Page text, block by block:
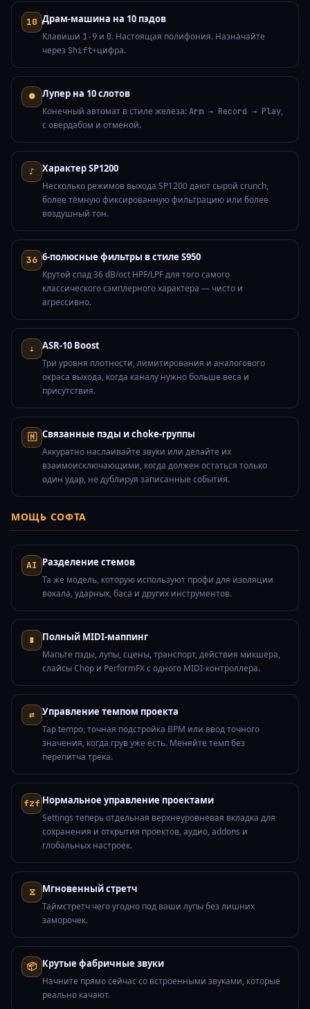
10 Драм-машина на 10 пэдов
Клавиши 1‑9 и 0. Настоящая полифония. Назначайте
через Shift+цифра.
⏺ Лупер на 10 слотов
Конечный автомат в стиле железа:Arm → Record → Play,
с овердабом и отменой.
♪ Характер SP1200
Несколько режимов выхода SP1200 дают сырой crunch,
более тёмную фиксированную фильтрацию или более
воздушный тон.
36 6‑полюсные фильтры в стиле S950
Крутой спад 36 dB/oct HPF/LPF для того самого
классического сэмплерного характера — чисто и
агрессивно.
⇣ ASR-10 Boost
Три уровня плотности, лимитирования и аналогового
окраса выхода, когда каналу нужно больше веса и
присутствия.
🇲 Связанные пэды и choke-группы
Аккуратно наслаивайте звуки или делайте их
взаимоисключающими, когда должен остаться только
один удар, не дублируя записанные события.
МОЩЬ СОФТА
AI Разделение стемов
Та же модель, которую используют профи для изоляции
вокала, ударных, баса и других инструментов.
∎ Полный MIDI-маппинг
Мапьте пэды, лупы, сцены, транспорт, действия микшера,
слайсы Chop и PerformFX с одного MIDI-контроллера.
⇄ Управление темпом проекта
Tap tempo, точная подстройка BPM или ввод точного
значения, когда грув уже есть. Меняйте темп без
перепитча трека.
fzf Нормальное управление проектами
Settings теперь отдельная верхнеуровневая вкладка для
сохранения и открытия проектов, аудио, addons и
глобальных настроек.
⧖ Мгновенный стретч
Таймстретч чего угодно под ваши лупы без лишних
заморочек.
📦 Крутые фабричные звуки
Начните прямо сейчас со встроенными звуками, которые
реально качают.